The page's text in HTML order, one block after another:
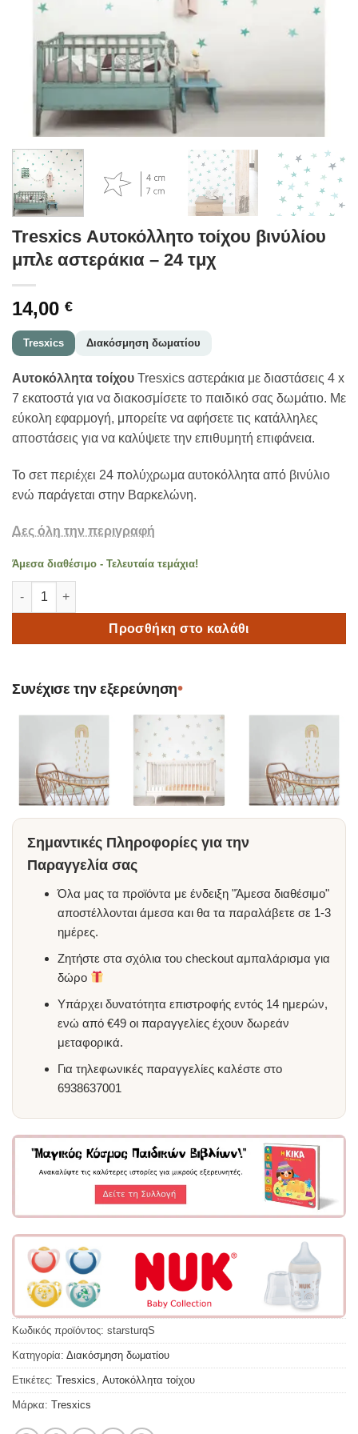
Tresxics Αυτοκόλλητο τοίχου βινύλίου
μπλε αστεράκια – 24 τμχ
14,00 €
Tresxics Διακόσμηση δωματίου
Αυτοκόλλητα τοίχου Tresxics αστεράκια με διαστάσεις 4 x
7 εκατοστά για να διακοσμίσετε το παιδικό σας δωμάτιο. Με
εύκολη εφαρμογή, μπορείτε να αφήσετε τις κατάλληλες
αποστάσεις για να καλύψετε την επιθυμητή επιφάνεια.
Το σετ περιέχει 24 πολύχρωμα αυτοκόλλητα από βινύλιο
ενώ παράγεται στην Βαρκελώνη.
Δες όλη την περιγραφή
Άμεσα διαθέσιμο - Τελευταία τεμάχια!
Tresxics Αυτοκόλλητο τοίχου βινύλίου μπλε αστεράκια - 24
Προσθήκη στο καλάθι
Συνέχισε την εξερεύνηση•
Σημαντικές Πληροφορίες για την
Παραγγελία σας
Όλα μας τα προϊόντα με ένδειξη "Άμεσα διαθέσιμο"
αποστέλλονται άμεσα και θα τα παραλάβετε σε 1-3
ημέρες.
Ζητήστε στα σχόλια του checkout αμπαλάρισμα για
δώρο
Υπάρχει δυνατότητα επιστροφής εντός 14 ημερών,
ενώ από €49 οι παραγγελίες έχουν δωρεάν
μεταφορικά.
Για τηλεφωνικές παραγγελίες καλέστε στο
6938637001
Κωδικός προϊόντος: starsturqS
Κατηγορία: Διακόσμηση δωματίου
Ετικέτες: Tresxics Αυτοκόλλητα τοίχου
Μάρκα: Tresxics